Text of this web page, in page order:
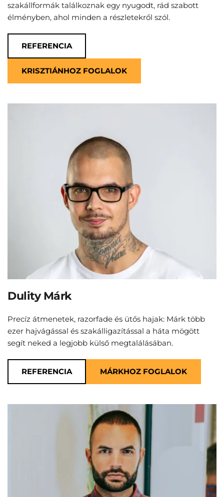
szakállformák találkoznak egy nyugodt, rád szabott
élményben, ahol minden a részletekről szól.
REFERENCIA
KRISZTIÁNHOZ FOGLALOK
Dulity Márk
Precíz átmenetek, razorfade és ütős hajak: Márk több
ezer hajvágással és szakálligazítással a háta mögött
segít neked a legjobb külső megtalálásában.
REFERENCIA MÁRKHOZ FOGLALOK